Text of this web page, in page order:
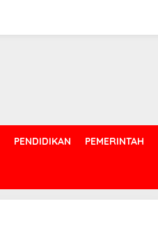
PENDIDIKAN PEMERINTAH